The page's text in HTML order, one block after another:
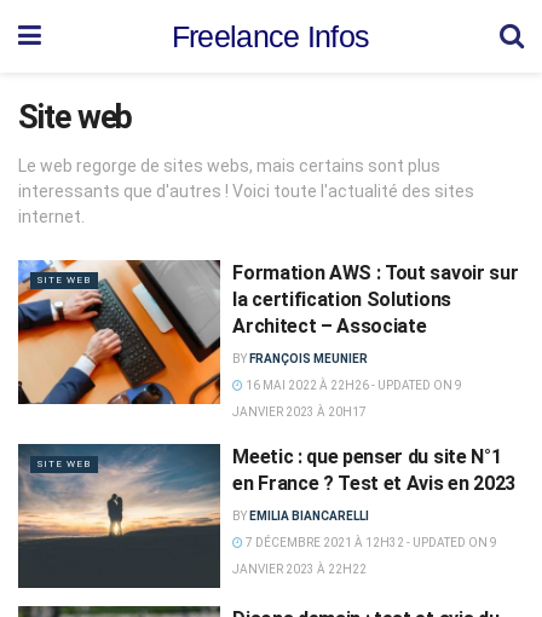
Freelance Infos
Site web
Le web regorge de sites webs, mais certains sont plus
interessants que d'autres ! Voici toute l'actualité des sites
internet.
SITE WEB
Formation AWS : Tout savoir sur
la certification Solutions
Architect – Associate
BY FRANÇOIS MEUNIER
16 MAI 2022 À 22H26 - UPDATED ON 9
JANVIER 2023 À 20H17
SITE WEB
Meetic : que penser du site N°1
en France ? Test et Avis en 2023
BY EMILIA BIANCARELLI
7 DÉCEMBRE 2021 À 12H32 - UPDATED ON 9
JANVIER 2023 À 22H22